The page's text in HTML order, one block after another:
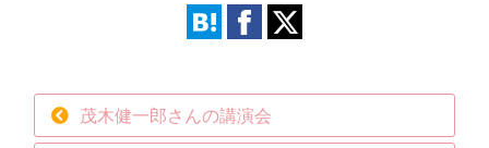
茂木健一郎さんの講演会